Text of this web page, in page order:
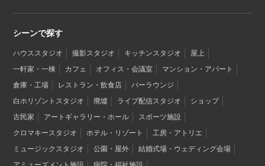
シーンで探す
ハウススタジオ 撮影スタジオ キッチンスタジオ
屋上
一軒家・一棟
カフェ オフィス・会議室
マンション・アパート
倉庫・工場
レストラン・飲食店
バーラウンジ
白ホリゾントスタジオ
廃墟 ライブ配信スタジオ
ショップ
古民家
アートギャラリー・ホール
スポーツ施設
クロマキースタジオ
ホテル・リゾート
工房・アトリエ
ミュージックスタジオ
公園・屋外
結婚式場・ウェディング会場